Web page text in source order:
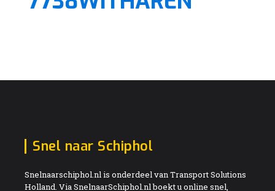
Snel naar Schiphol
Snelnaarschiphol.nl is onderdeel van Transport Solutions
Holland. Via SnelnaarSchiphol.nl boekt u online snel,